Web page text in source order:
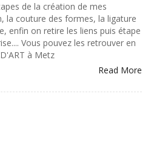
de la création de mes
la couture des formes, la ligature
enfin on retire les liens puis étape
Vous pouvez les retrouver en
à Metz
Read More